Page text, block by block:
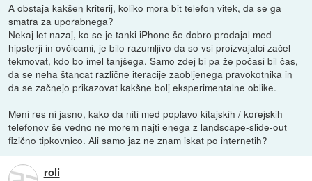
A obstaja kakšen kriterij, koliko mora bit telefon vitek, da se ga
smatra za uporabnega?
Nekaj let nazaj, ko se je tanki iPhone še dobro prodajal med
hipsterji in ovčicami, je bilo razumljivo da so vsi proizvajalci začel
tekmovat, kdo bo imel tanjšega. Samo zdej bi pa že počasi bil čas,
da se neha štancat različne iteracije zaobljenega pravokotnika in
da se začnejo prikazovat kakšne bolj eksperimentalne oblike.
Meni res ni jasno, kako da niti med poplavo kitajskih / korejskih
telefonov še vedno ne morem najti enega z landscape-slide-out
fizično tipkovnico. Ali samo jaz ne znam iskat po internetih?
roli